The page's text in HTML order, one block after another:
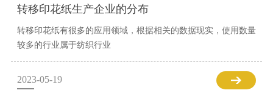
转移印花纸生产企业的分布
转移印花纸有很多的应用领域，根据相关的数据现实，使用数量
较多的行业属于纺织行业
2023-05-19